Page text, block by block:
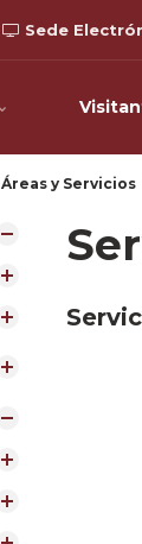
Sede
Áreas y Servicios